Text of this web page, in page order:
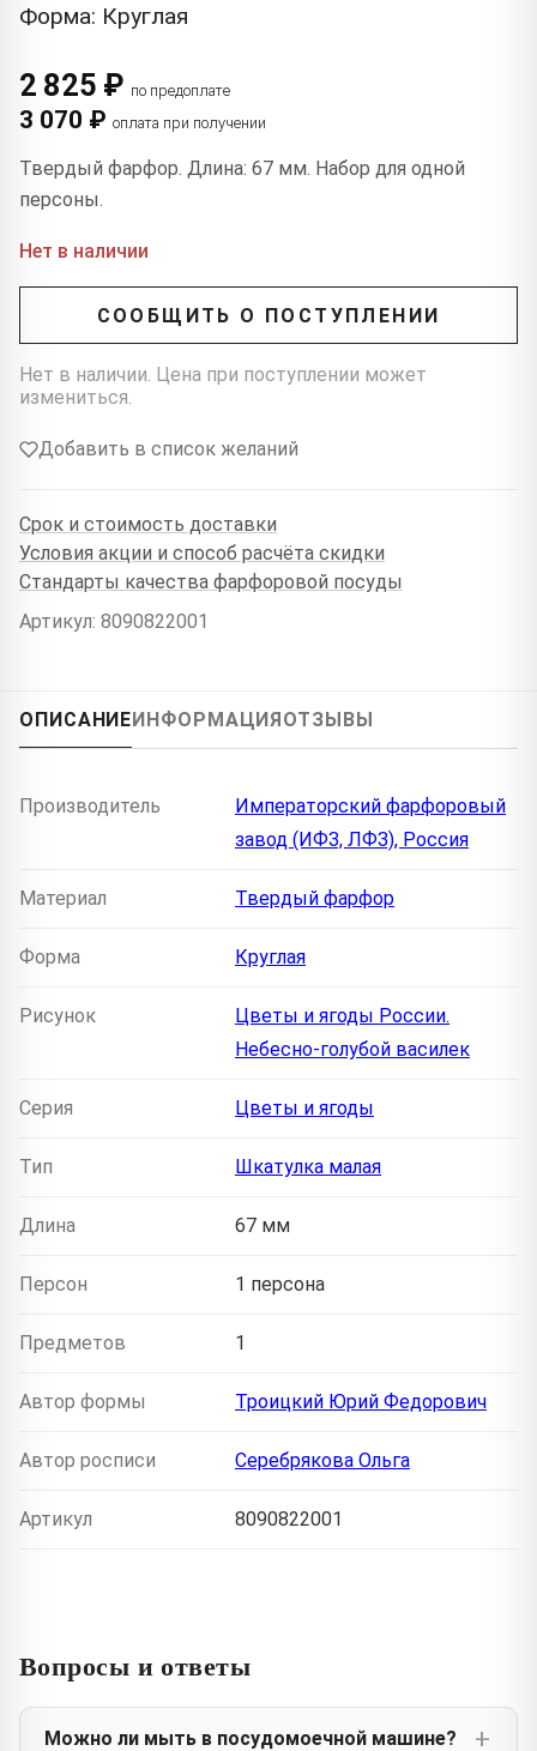
Форма: Круглая
2 825 ₽ по предоплате
3 070 ₽ оплата при получении
Твердый фарфор. Длина: 67 мм. Набор для одной
персоны.
Нет в наличии
СООБЩИТЬ О ПОСТУПЛЕНИИ
Нет в наличии. Цена при поступлении может
измениться.
Добавить в список желаний
Срок и стоимость доставки
Условия акции и способ расчёта скидки
Стандарты качества фарфоровой посуды
Артикул: 8090822001
ОПИСАНИЕИНФОРМАЦИЯОТЗЫВЫ
Производитель
Императорский фарфоровый
завод (ИФЗ, ЛФЗ), Россия
Материал Твердый фарфор
Форма Круглая
Рисунок
Цветы и ягоды России.
Небесно-голубой василек
Серия Цветы и ягоды
Тип Шкатулка малая
Длина 67 мм
Персон 1 персона
Предметов 1
Автор формы Троицкий Юрий Федорович
Автор росписи Серебрякова Ольга
Артикул 8090822001
Вопросы и ответы
Можно ли мыть в посудомоечной машине?